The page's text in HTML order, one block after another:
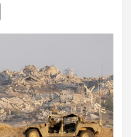
m